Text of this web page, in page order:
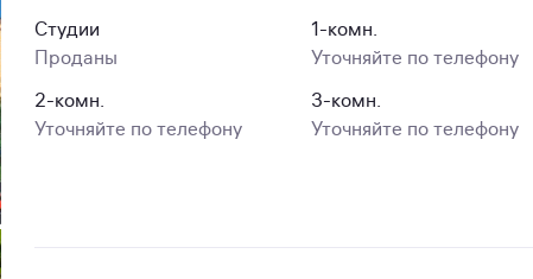
Студии
Проданы
1-комн.
Уточняйте по телефону
2-комн.
Уточняйте по телефону
3-комн.
Уточняйте по телефону